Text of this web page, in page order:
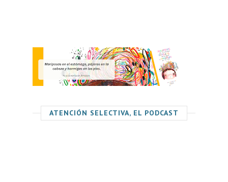
ATENCIÓN SELECTIVA, EL PODCAST